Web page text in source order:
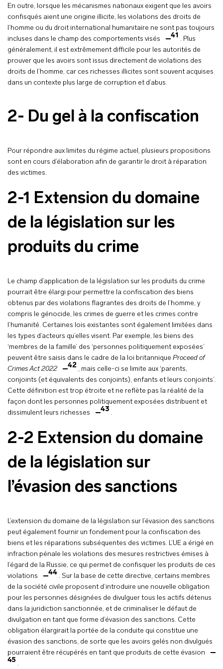
En outre, lorsque les mécanismes nationaux exigent que les avoirs
confisqués aient une origine illicite, les violations des droits de
l’homme ou du droit international humanitaire ne sont pas toujours
incluses dans le champ des comportements visés
41 . Plus
généralement, il est extrêmement difficile pour les autorités de
prouver que les avoirs sont issus directement de violations des
droits de l’homme, car ces richesses illicites sont souvent acquises
dans un contexte plus large de corruption et d’abus.
2- Du gel à la confiscation
Pour répondre aux limites du régime actuel, plusieurs propositions
sont en cours d’élaboration afin de garantir le droit à réparation
des victimes.
2-1 Extension du domaine
de la législation sur les
produits du crime
Le champ d’application de la législation sur les produits du crime
pourrait être élargi pour permettre la confiscation des biens
obtenus par des violations flagrantes des droits de l’homme, y
compris le génocide, les crimes de guerre et les crimes contre
l’humanité. Certaines lois existantes sont également limitées dans
les types d’acteurs qu’elles visent. Par exemple, les biens des
‘membres de la famille’ des ‘personnes politiquement exposées’
peuvent être saisis dans le cadre de la loi britannique Proceed of
Crimes Act 2022
42 , mais celle-ci se limite aux ‘parents,
conjoints (et équivalents des conjoints), enfants et leurs conjoints’.
Cette définition est trop étroite et ne reflète pas la réalité de la
façon dont les personnes politiquement exposées distribuent et
dissimulent leurs richesses
43 .
2-2 Extension du domaine
de la législation sur
l’évasion des sanctions
L’extension du domaine de la législation sur l’évasion des sanctions
peut également fournir un fondement pour la confiscation des
biens et les réparations subséquentes des victimes. L’UE a érigé en
infraction pénale les violations des mesures restrictives émises à
l’égard de la Russie, ce qui permet de confisquer les produits de ces
violations
44 . Sur la base de cette directive, certains membres
de la société civile proposent d’introduire une nouvelle obligation
pour les personnes désignées de divulguer tous les actifs détenus
dans la juridiction sanctionnée, et de criminaliser le défaut de
divulgation en tant que forme d’évasion des sanctions. Cette
obligation élargirait la portée de la conduite qui constitue une
évasion des sanctions, de sorte que les avoirs gelés non divulgués
pourraient être récupérés en tant que produits de cette évasion
45 .